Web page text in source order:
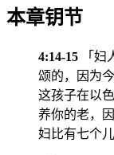
本章钥节
4:14-15 「妇
颂的，因为
这孩子在以
养你的老，
妇比有七个